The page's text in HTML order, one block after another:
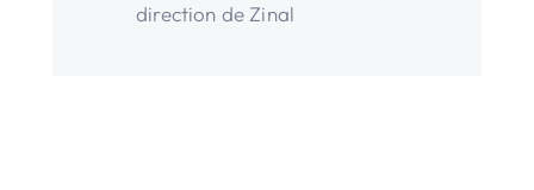
direction de Zinal